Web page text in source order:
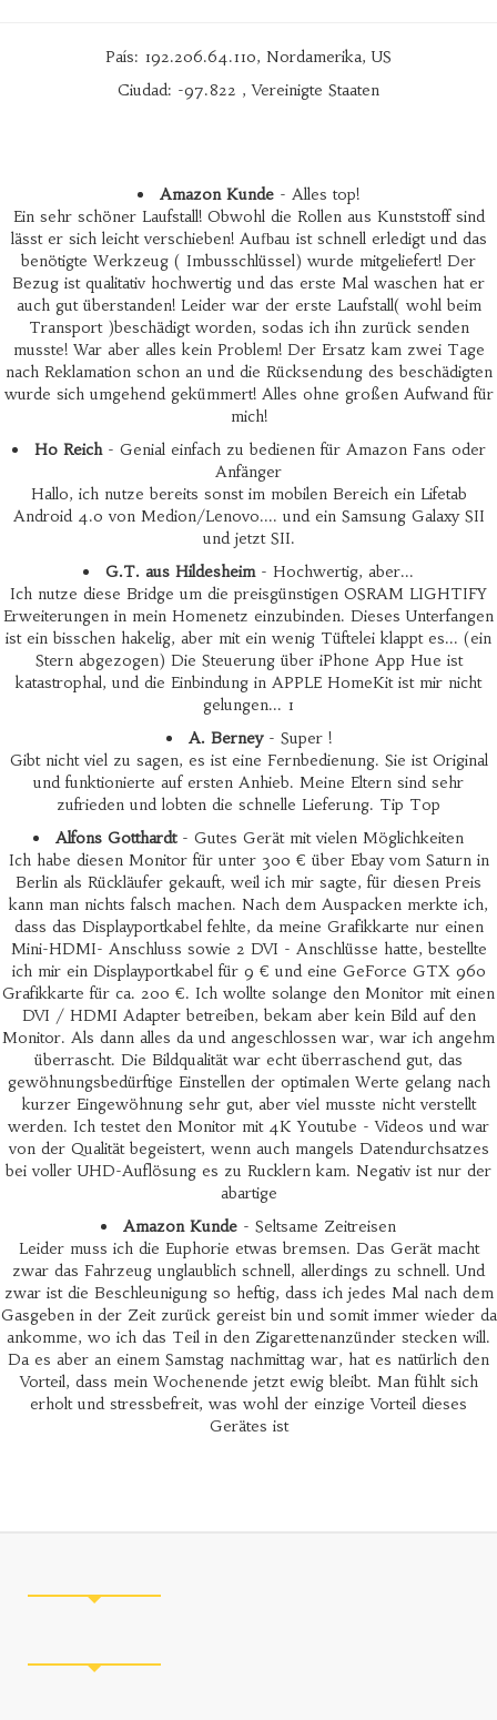
País: 192.206.64.110, Nordamerika, US
Ciudad: -97.822 , Vereinigte Staaten
Amazon Kunde - Alles top!
Ein sehr schöner Laufstall! Obwohl die Rollen aus Kunststoff sind
lässt er sich leicht verschieben! Aufbau ist schnell erledigt und das
benötigte Werkzeug ( Imbusschlüssel) wurde mitgeliefert! Der
Bezug ist qualitativ hochwertig und das erste Mal waschen hat er
auch gut überstanden! Leider war der erste Laufstall( wohl beim
Transport )beschädigt worden, sodas ich ihn zurück senden
musste! War aber alles kein Problem! Der Ersatz kam zwei Tage
nach Reklamation schon an und die Rücksendung des beschädigten
wurde sich umgehend gekümmert! Alles ohne großen Aufwand für
mich!
Ho Reich- Genial einfach zu bedienen für Amazon Fans oder
Anfänger
Hallo, ich nutze bereits sonst im mobilen Bereich ein Lifetab
Android 4.0 von Medion/Lenovo.... und ein Samsung Galaxy SII
und jetzt SII.
G.T. aus Hildesheim- Hochwertig, aber...
Ich nutze diese Bridge um die preisgünstigen OSRAM LIGHTIFY
Erweiterungen in mein Homenetz einzubinden. Dieses Unterfangen
ist ein bisschen hakelig, aber mit ein wenig Tüftelei klappt es... (ein
Stern abgezogen) Die Steuerung über iPhone App Hue ist
katastrophal, und die Einbindung in APPLE HomeKit ist mir nicht
gelungen... 1
A. Berney- Super !
Gibt nicht viel zu sagen, es ist eine Fernbedienung. Sie ist Original
und funktionierte auf ersten Anhieb. Meine Eltern sind sehr
zufrieden und lobten die schnelle Lieferung. Tip Top
Alfons Gotthardt- Gutes Gerät mit vielen Möglichkeiten
Ich habe diesen Monitor für unter 300 € über Ebay vom Saturn in
Berlin als Rückläufer gekauft, weil ich mir sagte, für diesen Preis
kann man nichts falsch machen. Nach dem Auspacken merkte ich,
dass das Displayportkabel fehlte, da meine Grafikkarte nur einen
Mini-HDMI- Anschluss sowie 2 DVI - Anschlüsse hatte, bestellte
ich mir ein Displayportkabel für 9 € und eine GeForce GTX 960
Grafikkarte für ca. 200 €. Ich wollte solange den Monitor mit einen
DVI / HDMI Adapter betreiben, bekam aber kein Bild auf den
Monitor. Als dann alles da und angeschlossen war, war ich angehm
überrascht. Die Bildqualität war echt überraschend gut, das
gewöhnungsbedürftige Einstellen der optimalen Werte gelang nach
kurzer Eingewöhnung sehr gut, aber viel musste nicht verstellt
werden. Ich testet den Monitor mit 4K Youtube - Videos und war
von der Qualität begeistert, wenn auch mangels Datendurchsatzes
bei voller UHD-Auflösung es zu Rucklern kam. Negativ ist nur der
abartige
Amazon Kunde - Seltsame Zeitreisen
Leider muss ich die Euphorie etwas bremsen. Das Gerät macht
zwar das Fahrzeug unglaublich schnell, allerdings zu schnell. Und
zwar ist die Beschleunigung so heftig, dass ich jedes Mal nach dem
Gasgeben in der Zeit zurück gereist bin und somit immer wieder da
ankomme, wo ich das Teil in den Zigarettenanzünder stecken will.
Da es aber an einem Samstag nachmittag war, hat es natürlich den
Vorteil, dass mein Wochenende jetzt ewig bleibt. Man fühlt sich
erholt und stressbefreit, was wohl der einzige Vorteil dieses
Gerätes ist